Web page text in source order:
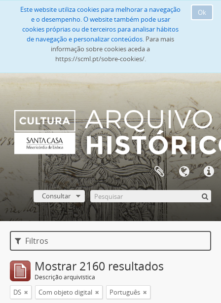
Ok
Este website utiliza cookies para melhorar a navegação
e o desempenho. O website também pode usar
cookies próprias ou de terceiros para analisar hábitos
de navegação e personalizar conteúdos. Para mais
informação sobre cookies aceda a
https://scml.pt/sobre-cookies/.
Consultar
Filtros
Mostrar 2160 resultados
Descrição arquivística
DS Com objeto digital Português